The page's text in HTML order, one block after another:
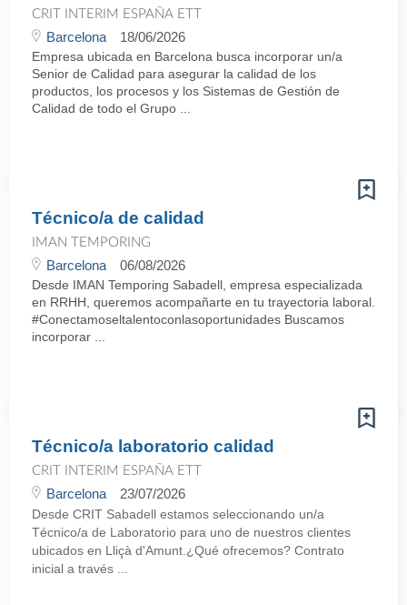
CRIT INTERIM ESPAÑA ETT
Barcelona 18/06/2026
Empresa ubicada en Barcelona busca incorporar un/a
Senior de Calidad para asegurar la calidad de los
productos, los procesos y los Sistemas de Gestión de
Calidad de todo el Grupo ...
Técnico/a de calidad
IMAN TEMPORING
Barcelona 06/08/2026
Desde IMAN Temporing Sabadell, empresa especializada
en RRHH, queremos acompañarte en tu trayectoria laboral.
#Conectamoseltalentoconlasoportunidades Buscamos
incorporar ...
Técnico/a laboratorio calidad
CRIT INTERIM ESPAÑA ETT
Barcelona 23/07/2026
Desde CRIT Sabadell estamos seleccionando un/a
Técnico/a de Laboratorio para uno de nuestros clientes
ubicados en Lliçà d'Amunt.¿Qué ofrecemos? Contrato
inicial a través ...